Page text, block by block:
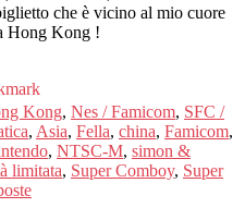
che è vicino al mio cuore
Hong Kong !
Kong, Nes / Famicom, SFC /
, Asia, Fella, china, Famicom,
, NTSC-M, simon &
limitata, Super Comboy, Super